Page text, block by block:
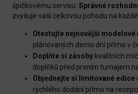
špičkovému servisu. Správné
zvyšuje vaši celkovou pohodu na každé
Otestujte nejnovější modelové
plánovaných demo dní přímo v
Doplňte si zásoby kvalitních
doplňků před prvním turnajem
Objednejte si limitované edice
rychlého dodání přímo na